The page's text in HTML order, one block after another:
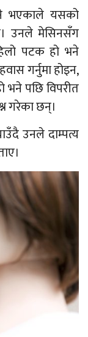
भएकाले यसको
उनले मेसिनसँग
पटक हो भने
गर्नुमा होइन,
पछि विपरीत
गरेका छन्।
उनले दाम्पत्य